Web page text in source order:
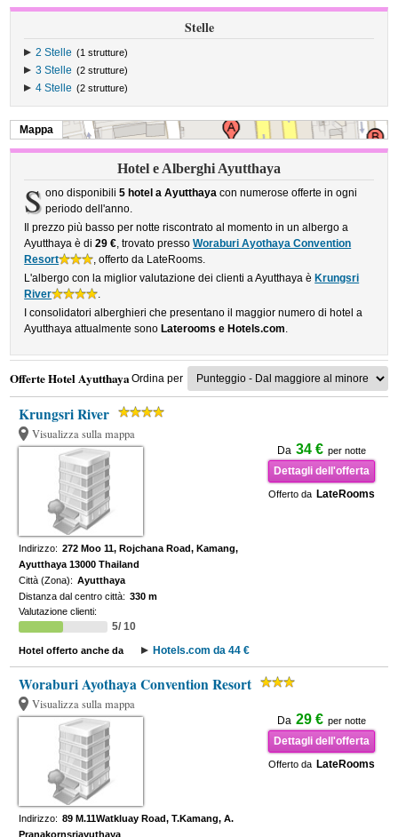
Stelle
2 Stelle (1 strutture)
3 Stelle (2 strutture)
4 Stelle (2 strutture)
Mappa
Hotel e Alberghi Ayutthaya
S ono disponibili 5 hotel a Ayutthayacon numerose offerte in ogni
periodo dell'anno.
Il prezzo più basso per notte riscontrato al momento in un albergo a
Ayutthaya è di29 €, trovato pressoWoraburi Ayothaya Convention
Resort
, offerto da LateRooms.
L'albergo con la miglior valutazione dei clienti a Ayutthaya è Krungsri
River
.
I consolidatori alberghieri che presentano il maggior numero di hotel a
Ayutthaya attualmente sono Laterooms e Hotels.com.
Offerte Hotel AyutthayaOrdina per
Krungsri River
Visualizza sulla mappa
Da 34 € per notte
Dettagli dell'offerta
Offerto da LateRooms
Indirizzo: 272 Moo 11, Rojchana Road, Kamang,
Ayutthaya 13000 Thailand
Città (Zona): Ayutthaya
Distanza dal centro città: 330 m
Valutazione clienti:
5/ 10
Hotel offerto anche da Hotels.com da 44 €
Woraburi Ayothaya Convention Resort
Visualizza sulla mappa
Da 29 € per notte
Dettagli dell'offerta
Offerto da LateRooms
Indirizzo: 89 M.11Watkluay Road, T.Kamang, A.
Pranakornsriayuthaya